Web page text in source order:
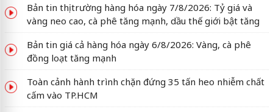
Bản tin thị trường hàng hóa ngày 7/8/2026: Tỷ giá và
vàng neo cao, cà phê tăng mạnh, dầu thế giới bật tăng
Bản tin giá cả hàng hóa ngày 6/8/2026: Vàng, cà phê
đồng loạt tăng mạnh
Toàn cảnh hành trình chặn đứng 35 tấn heo nhiễm chất
cấm vào TP.HCM